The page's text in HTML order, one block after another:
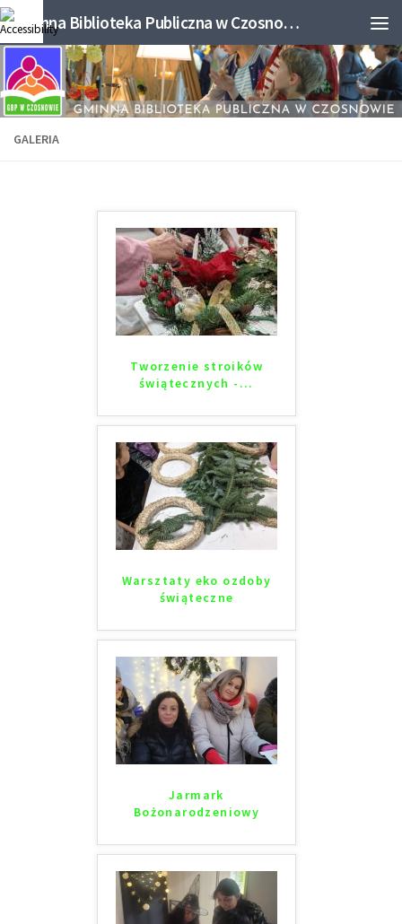
Gminna Biblioteka Publiczna w Czosnowie
GALERIA
Tworzenie stroików
świątecznych -...
Warsztaty eko ozdoby
świąteczne
Jarmark
Bożonarodzeniowy